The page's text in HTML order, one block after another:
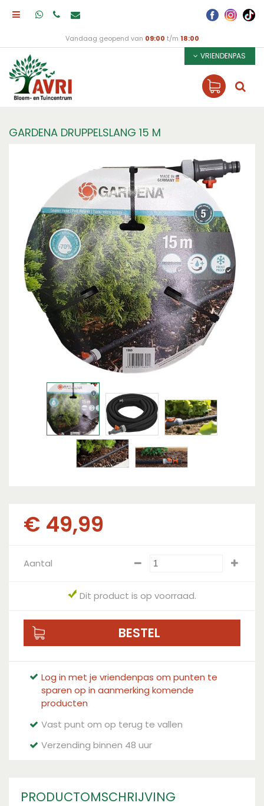
Vandaag geopend van 09:00 t/m 18:00
VRIENDENPAS
GARDENA DRUPPELSLANG 15 M
€ 49,99
Aantal
Dit product is op voorraad.
Log in met je vriendenpas om punten te
sparen op in aanmerking komende
producten
Vast punt om op terug te vallen
Verzending binnen 48 uur
PRODUCTOMSCHRIJVING